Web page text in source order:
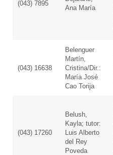
(043) 7895
Ana María
(043) 16638
Belenguer
Martín,
Cristina/Dir.:
María José
Cao Torija
(043) 17260
Belush,
Kayla; tutor:
Luis Alberto
del Rey
Poveda